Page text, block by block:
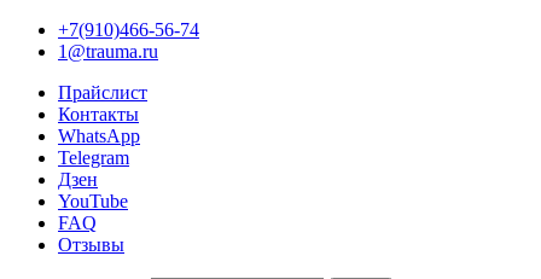
+7(910)466-56-74
1@trauma.ru
Прайслист
Контакты
WhatsApp
Telegram
Дзен
YouTube
FAQ
Отзывы